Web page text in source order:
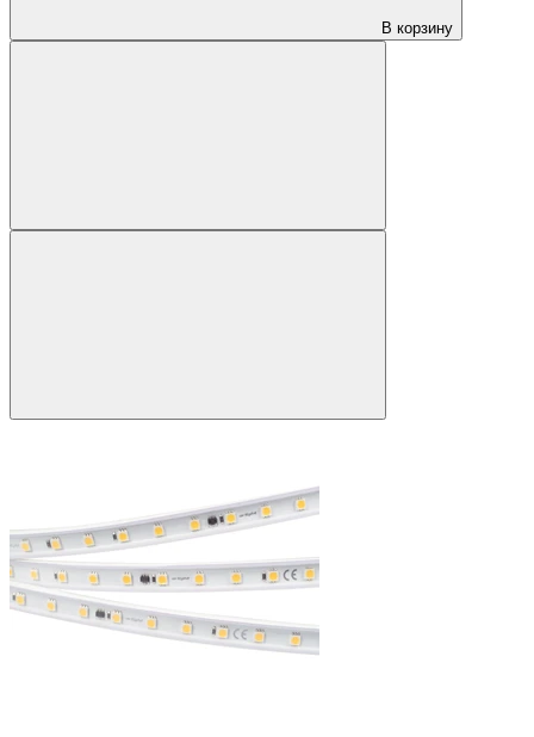
В корзину